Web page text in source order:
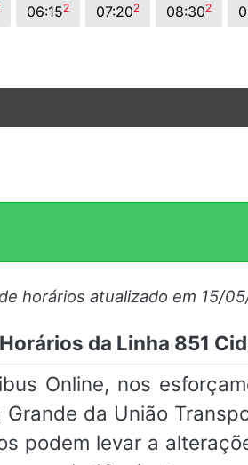
06:152 07:202 08:302
horários atualizado em 15/
Horários da Linha 851
Online, nos
Grande da União
podem levar a